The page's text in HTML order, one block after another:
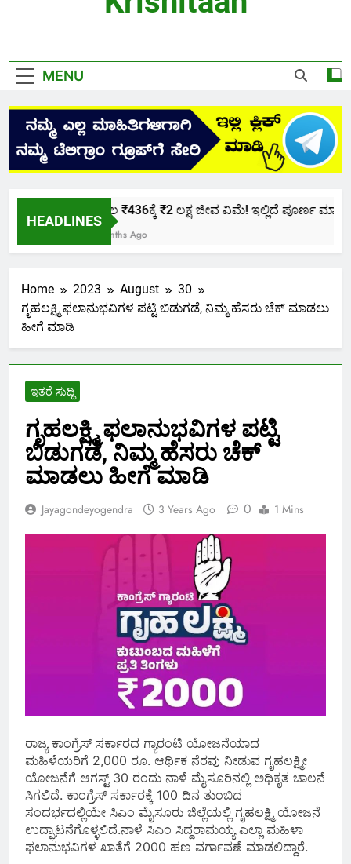
MENU
HEADLINES
ಕೇವಲ ₹436ಕ್ಕೆ ₹2 ಲಕ್ಷ ಜೀವ ವಿಮೆ! ಇಲ್ಲಿದೆ ಪೂರ್ಣ ಮಾಹಿತಿ.
2 Months Ago
Home 2023 August
30
ಗೃಹಲಕ್ಷ್ಮಿ ಫಲಾನುಭವಿಗಳ ಪಟ್ಟಿ ಬಿಡುಗಡೆ, ನಿಮ್ಮ ಹೆಸರು ಚೆಕ್ ಮಾಡಲು
ಹೀಗೆ ಮಾಡಿ
ಇತರೆ ಸುದ್ದಿ
ಗೃಹಲಕ್ಷ್ಮಿ ಫಲಾನುಭವಿಗಳ ಪಟ್ಟಿ
ಬಿಡುಗಡೆ, ನಿಮ್ಮ ಹೆಸರು ಚೆಕ್
ಮಾಡಲು ಹೀಗೆ ಮಾಡಿ
Jayagondeyogendra 3 Years Ago 0 1 Mins
ರಾಜ್ಯ ಕಾಂಗ್ರೆಸ್ ಸರ್ಕಾರದ ಗ್ಯಾರಂಟಿ ಯೋಜನೆಯಾದ
ಮಹಿಳೆಯರಿಗೆ 2,000 ರೂ. ಆರ್ಥಿಕ ನೆರವು ನೀಡುವ ಗೃಹಲಕ್ಷ್ಮೀ
ಯೋಜನೆಗೆ ಆಗಸ್ಟ್ 30 ರಂದು ನಾಳೆ ಮೈಸೂರಿನಲ್ಲಿ ಅಧಿಕೃತ ಚಾಲನೆ
ಸಿಗಲಿದೆ. ಕಾಂಗ್ರೆಸ್ ಸರ್ಕಾರಕ್ಕೆ 100 ದಿನ ತುಂಬಿದ
ಸಂದರ್ಭದಲ್ಲಿಯೇ ಸಿಎಂ ಮೈಸೂರು ಜಿಲ್ಲೆಯಲ್ಲಿ ಗೃಹಲಕ್ಷ್ಮಿ ಯೋಜನೆ
ಉದ್ಘಾಟನೆಗೊಳ್ಳಲಿದೆ.ನಾಳೆ ಸಿಎಂ ಸಿದ್ದರಾಮಯ್ಯ ಎಲ್ಲಾ ಮಹಿಳಾ
ಫಲಾನುಭವಿಗಳ ಖಾತೆಗೆ 2000 ಹಣ ವರ್ಗಾವಣೆ ಮಾಡಲಿದ್ದಾರೆ.